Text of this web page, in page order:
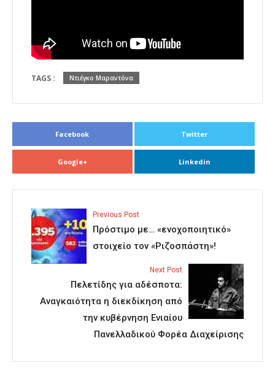
TAGS : Ντιέγκο Μαραντόνα
Facebook Twitter
Google+ Linkedin
Previous Post
Πρόστιμο με… «ενοχοποιητικό»
στοιχείο τον «Ριζοσπάστη»!
Next Post
Πελετίδης για αδέσποτα:
Αναγκαιότητα η διεκδίκηση από
την κυβέρνηση Ενιαίου
Πανελλαδικού Φορέα Διαχείρισης